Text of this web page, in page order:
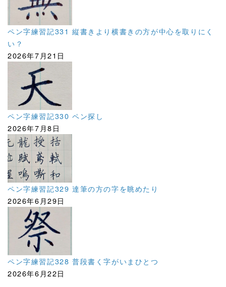
ペン字練習記331 縦書きより横書きの方が中心を取りにく
い？
2026年7月21日
ペン字練習記330 ペン探し
2026年7月8日
ペン字練習記329 達筆の方の字を眺めたり
2026年6月29日
ペン字練習記328 普段書く字がいまひとつ
2026年6月22日